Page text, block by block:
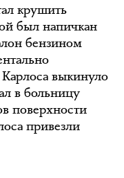
крушить
был напичкан
бензином
выкинуло
в больницу
поверхности
привезли